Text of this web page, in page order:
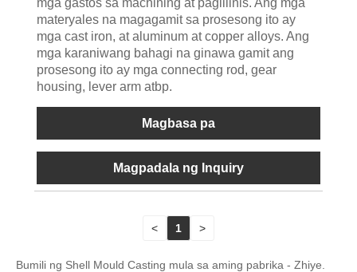
mga gastos sa machining at paglilinis. Ang mga
materyales na magagamit sa prosesong ito ay
mga cast iron, at aluminum at copper alloys. Ang
mga karaniwang bahagi na ginawa gamit ang
prosesong ito ay mga connecting rod, gear
housing, lever arm atbp.
Magbasa pa
Magpadala ng Inquiry
< 1 >
Bumili ng Shell Mould Casting mula sa aming pabrika - Zhiye.